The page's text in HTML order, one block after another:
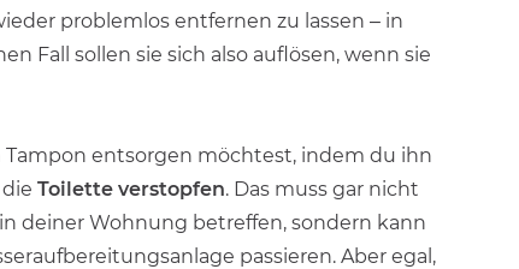
problemlos entfernen zu lassen – in
Fall sollen sie sich also auflösen, wenn sie
Tampon entsorgen möchtest, indem du ihn
Toilette verstopfen. Das muss gar nicht
deiner Wohnung betreffen, sondern kann
passieren. Aber egal,